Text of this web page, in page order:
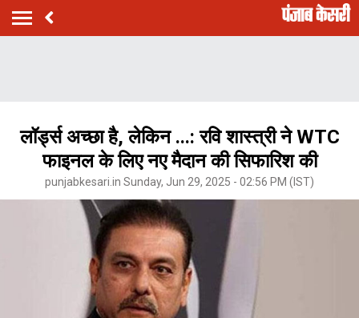
लॉर्ड्स अच्छा है, लेकिन ...: रवि शास्त्री ने WTC
फाइनल के लिए नए मैदान की सिफारिश की
punjabkesari.in Sunday, Jun 29, 2025 - 02:56 PM (IST)